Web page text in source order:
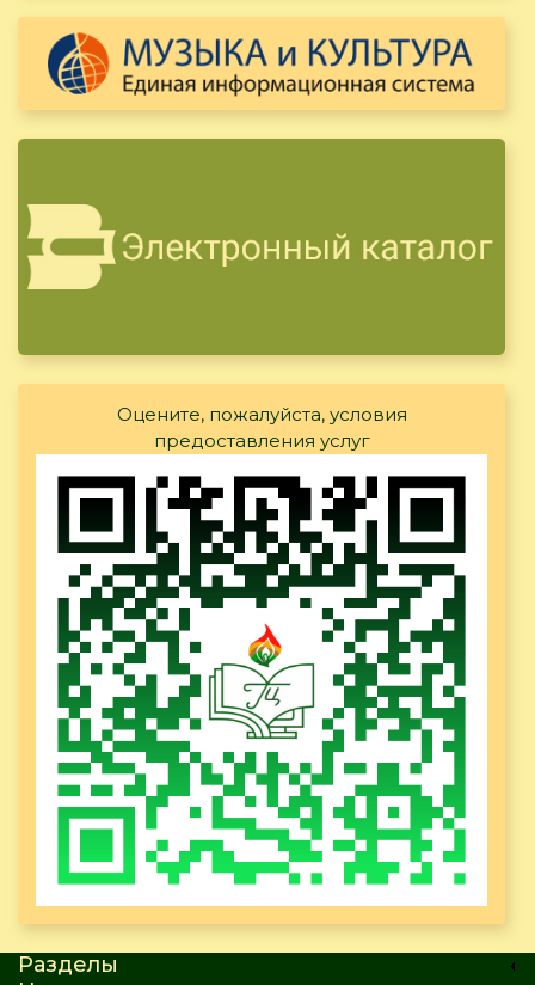
Оцените, пожалуйста, условия
предоставления услуг
Разделы